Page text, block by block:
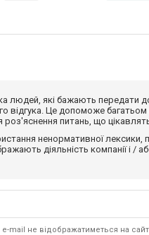
людей, які бажають
відгука. Це допоможе
питань, що
ненормативної лексики,
діяльність компанії і /
mail не відображатиметься на